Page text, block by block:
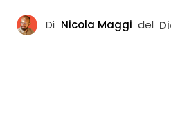
Di Nicola Maggi del